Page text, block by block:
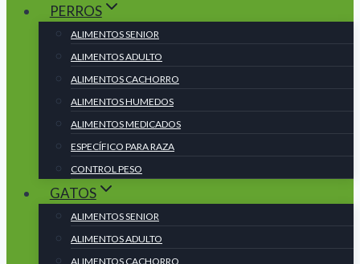
PERROS
ALIMENTOS SENIOR
ALIMENTOS ADULTO
ALIMENTOS CACHORRO
ALIMENTOS HUMEDOS
ALIMENTOS MEDICADOS
ESPECÍFICO PARA RAZA
CONTROL PESO
GATOS
ALIMENTOS SENIOR
ALIMENTOS ADULTO
ALIMENTOS CACHORRO